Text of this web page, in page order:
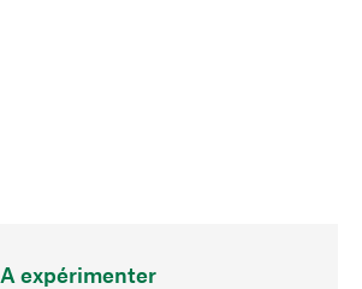
A expérimenter